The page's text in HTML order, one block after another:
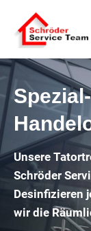
Unsere
Schröder
Desinfizieren
wir die